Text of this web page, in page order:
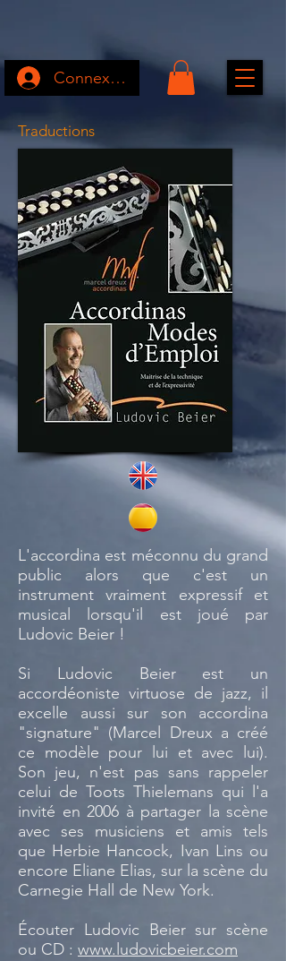
Connexion
Traductions
L'accordina est méconnu du grand
public alors que c'est un
instrument vraiment expressif et
musical lorsqu'il est joué par
Ludovic Beier !
Si Ludovic Beier est un
accordéoniste virtuose de jazz, il
excelle aussi sur son accordina
"signature" (Marcel Dreux a créé
ce modèle pour lui et avec lui).
Son jeu, n'est pas sans rappeler
celui de Toots Thielemans qui l'a
invité en 2006 à partager la scène
avec ses musiciens et amis tels
que Herbie Hancock, Ivan Lins ou
encore Eliane Elias, sur la scène du
Carnegie Hall de New York.
Écouter Ludovic Beier sur scène
ou CD : www.ludovicbeier.com